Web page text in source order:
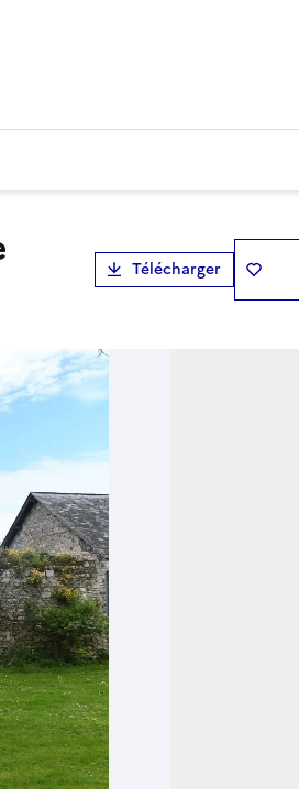
Télécharger